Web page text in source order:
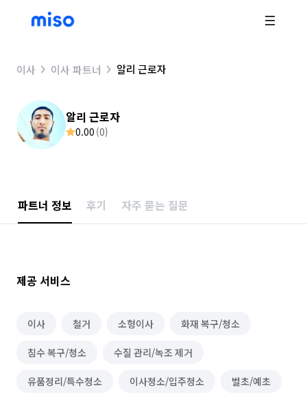
이사 이사 파트너 알리 근로자
알리 근로자
0.00 (0)
파트너 정보 후기 자주 묻는 질문
제공 서비스
이사 철거 소형이사 화재 복구/청소
침수 복구/청소 수질 관리/녹조 제거
유품정리/특수청소 이사청소/입주청소 벌초/예초